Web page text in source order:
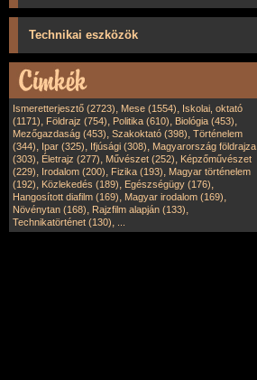
Technikai eszközök
Ismeretterjesztő (2723), Mese (1554), Iskolai, oktató
(1171), Földrajz (754), Politika (610), Biológia (453),
Mezőgazdaság (453), Szakoktató (398), Történelem
(344), Ipar (325), Ifjúsági (308), Magyarország földrajza
(303), Életrajz (277), Művészet (252), Képzőművészet
(229), Irodalom (200), Fizika (193), Magyar történelem
(192), Közlekedés (189), Egészségügy (176),
Hangosított diafilm (169), Magyar irodalom (169),
Növénytan (168), Rajzfilm alapján (133),
Technikatörténet (130),